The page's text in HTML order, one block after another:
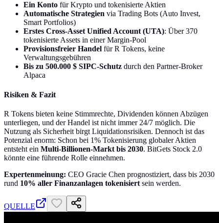
Ein Konto für Krypto und tokenisierte Aktien
Automatische Strategien via Trading Bots (Auto Invest,
Smart Portfolios)
Erstes Cross-Asset Unified Account (UTA): Über 370
tokenisierte Assets in einer Margin-Pool
Provisionsfreier Handel für R Tokens, keine
Verwaltungsgebühren
Bis zu 500.000 $ SIPC-Schutz durch den Partner-Broker
Alpaca
Risiken & Fazit
R Tokens bieten keine Stimmrechte, Dividenden können Abzügen
unterliegen, und der Handel ist nicht immer 24/7 möglich. Die
Nutzung als Sicherheit birgt Liquidationsrisiken. Dennoch ist das
Potenzial enorm: Schon bei 1% Tokenisierung globaler Aktien
entsteht ein Multi-Billionen-Markt bis 2030. BitGets Stock 2.0
könnte eine führende Rolle einnehmen.
Expertenmeinung: CEO Gracie Chen prognostiziert, dass bis 2030
rund 10% aller Finanzanlagen tokenisiert sein werden.
QUELLE